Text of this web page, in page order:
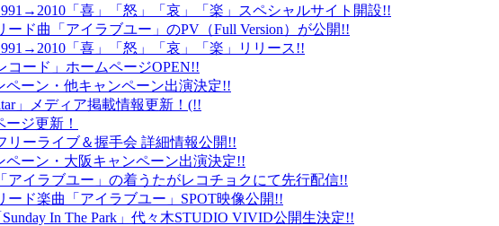
「喜」「怒」「哀」「楽」スペシャルサイト開設!!
ード曲「アイラブユー」のPV（Full Version）が公開!!
「喜」「怒」「哀」「楽」リリース!!
コード」ホームページOPEN!!
ペーン・他キャンペーン出演決定!!
」メディア掲載情報更新！(!!
ジ更新！
リーライブ＆握手会 詳細情報公開!!
ペーン・大阪キャンペーン出演決定!!
アイラブユー」の着うたがレコチョクにて先行配信!!
ード楽曲「アイラブユー」SPOT映像公開!!
In The Park」代々木STUDIO VIVID公開生決定!!